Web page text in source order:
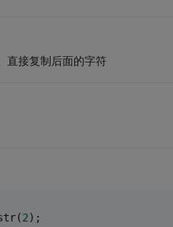
直接复制后面的字符
2);